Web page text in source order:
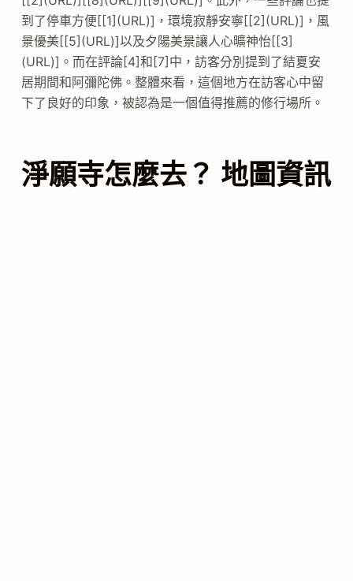
到了停車方便[[1](URL)]，環境寂靜安寧[[2](URL)]，風
景優美[[5](URL)]以及夕陽美景讓人心曠神怡[[3]
(URL)]。而在評論[4]和[7]中，訪客分別提到了結夏安
居期間和阿彌陀佛。整體來看，這個地方在訪客心中留
下了良好的印象，被認為是一個值得推薦的修行場所。
淨願寺怎麼去？ 地圖資訊